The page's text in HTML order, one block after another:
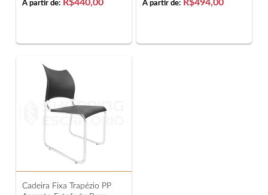
A partir de: R$440,00 A partir de: R$494,00
Cadeira Fixa Trapézio PP